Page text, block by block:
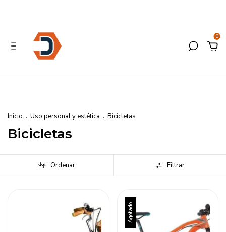
0
Inicio . Uso personal y estética . Bicicletas
Bicicletas
Ordenar Filtrar
Agotado